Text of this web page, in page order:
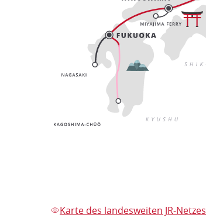
Karte des landesweiten JR-Netzes